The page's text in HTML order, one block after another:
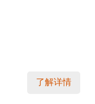
了解详情